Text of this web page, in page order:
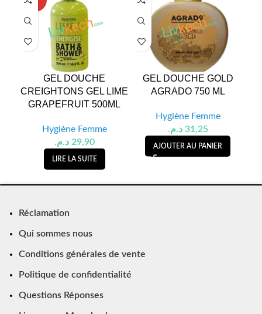
UT
GEL DOUCHE
CREIGHTONS GEL LIME
GRAPEFRUIT 500ML
Hygiène Femme
29,90 د.م.
LIRE LA SUITE
GEL DOUCHE GOLD
AGRADO 750 ML
Hygiène Femme
31,25 د.م.
AJOUTER AU PANIER
Réclamation
Qui sommes nous
Conditions générales de vente
Politique de confidentialité
Questions Réponses